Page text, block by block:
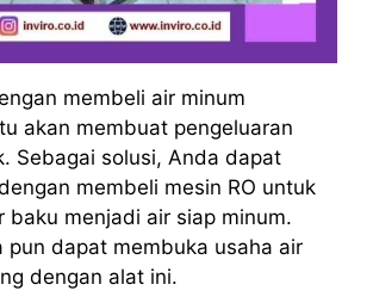
membeli air minum
akan membuat pengeluaran
Sebagai solusi, Anda dapat
membeli mesin RO untuk
baku menjadi air siap minum.
pun dapat membuka usaha air
dengan alat ini.